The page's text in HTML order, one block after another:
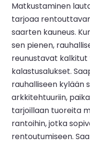
Matkustaminen
tarjoaa
saarten kauneus.
sen pienen,
reunustavat
kalastusalukset.
rauhalliseen kylään
arkkitehtuuriin,
tarjoillaan tuoreita
rantoihin, jotka
rentoutumiseen.